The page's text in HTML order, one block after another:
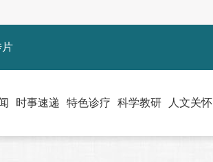
片
时事速递 特色诊疗 科学教研 人文关怀